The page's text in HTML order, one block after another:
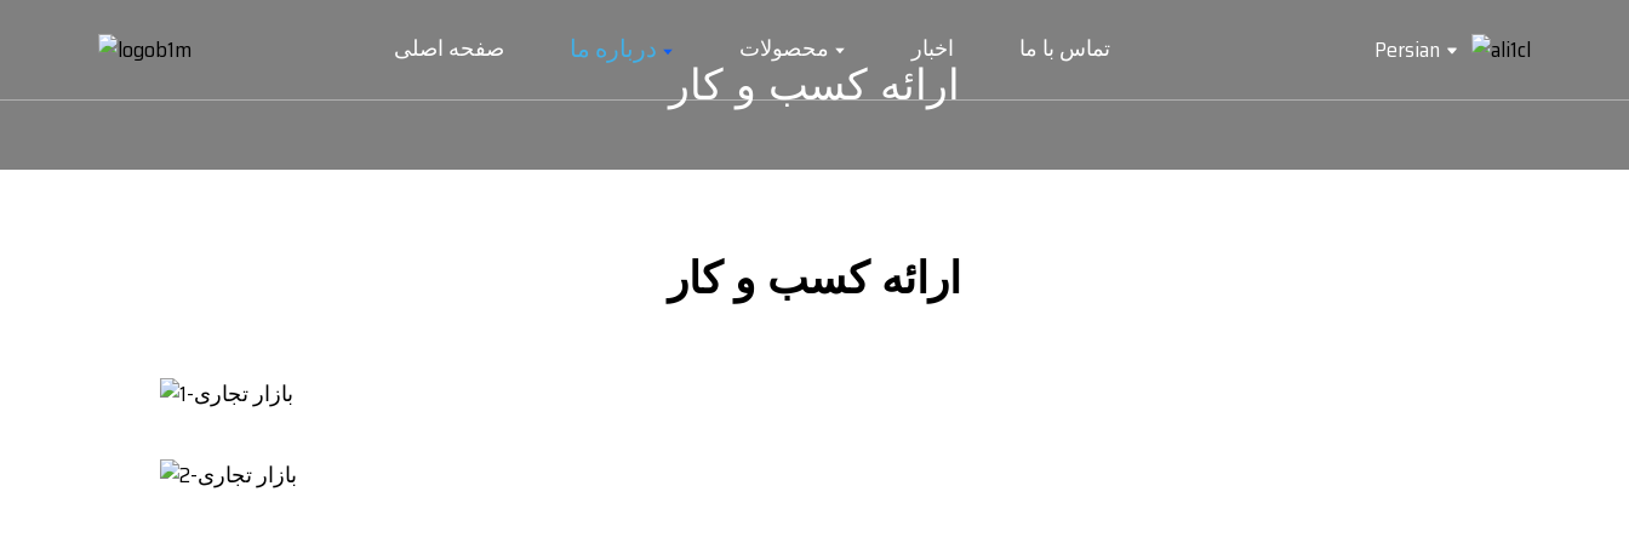
صفحه اصلی درباره ما محصولات اخبار تماس با ما Persian
ارائه کسب و کار
ارائه کسب و کار